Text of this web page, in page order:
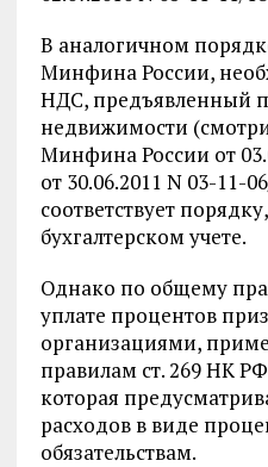
В аналогичном
Минфина России,
НДС, предъявленный
недвижимости
Минфина России от
от 30.06.2011 N 03-11-
соответствует
бухгалтерском учете.
Однако по общему
уплате процентов
организациями,
правилам ст. 269 НК
которая
расходов в виде
обязательствам.